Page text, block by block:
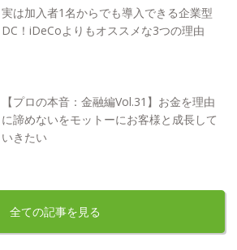
実は加入者1名からでも導入できる企業型
DC！iDeCoよりもオススメな3つの理由
【プロの本音：金融編Vol.31】お金を理由
に諦めないをモットーにお客様と成長して
いきたい
全ての記事を見る